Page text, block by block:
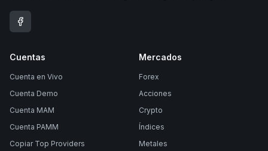
Cuentas
Cuenta en Vivo
Cuenta Demo
Cuenta MAM
Cuenta PAMM
Copiar Top Providers
Mercados
Forex
Acciones
Crypto
Índices
Metales